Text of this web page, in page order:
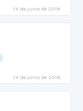
14 de junio de 2018
14 de junio de 2018